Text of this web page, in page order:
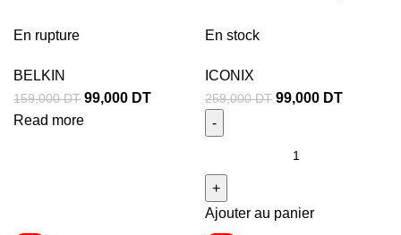
En rupture
BELKIN
159,000DT 99,000 DT
Read more
En stock
ICONIX
259,000DT 99,000 DT
Ajouter au panier